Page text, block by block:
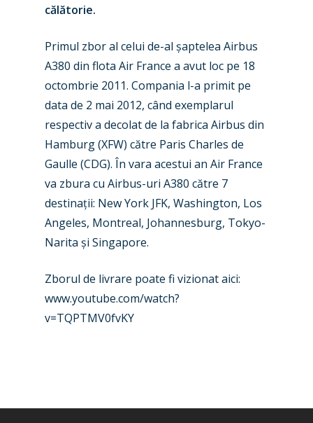
călătorie.
Primul zbor al celui de-al șaptelea Airbus
A380 din flota Air France a avut loc pe 18
octombrie 2011. Compania l-a primit pe
data de 2 mai 2012, când exemplarul
respectiv a decolat de la fabrica Airbus din
Hamburg (XFW) către Paris Charles de
Gaulle (CDG). În vara acestui an Air France
va zbura cu Airbus-uri A380 către 7
destinații: New York JFK, Washington, Los
Angeles, Montreal, Johannesburg, Tokyo-
Narita și Singapore.
Zborul de livrare poate fi vizionat aici:
www.youtube.com/watch?
v=TQPTMV0fvKY
New Routes
Industry
Accidents / Incidents
Airshows